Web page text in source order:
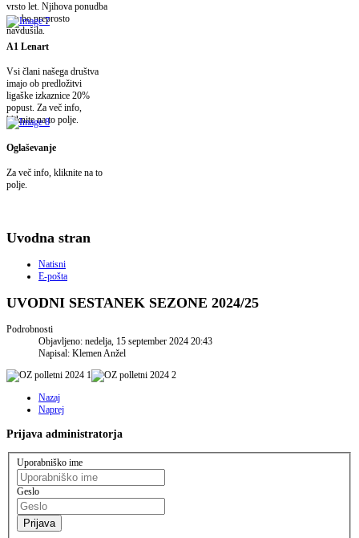
vrsto let. Njihova ponudba
vas bo preprosto
navdušila.
A1 Lenart
Vsi člani našega društva
imajo ob predložitvi
ligaške izkaznice 20%
popust. Za več info,
kliknite na to polje.
Oglaševanje
Za več info, kliknite na to
polje.
Uvodna stran
Natisni
E-pošta
UVODNI SESTANEK SEZONE 2024/25
Podrobnosti
Objavljeno: nedelja, 15 september 2024 20:43
Napisal: Klemen Anžel
Nazaj
Naprej
Prijava administratorja
Uporabniško ime
Geslo